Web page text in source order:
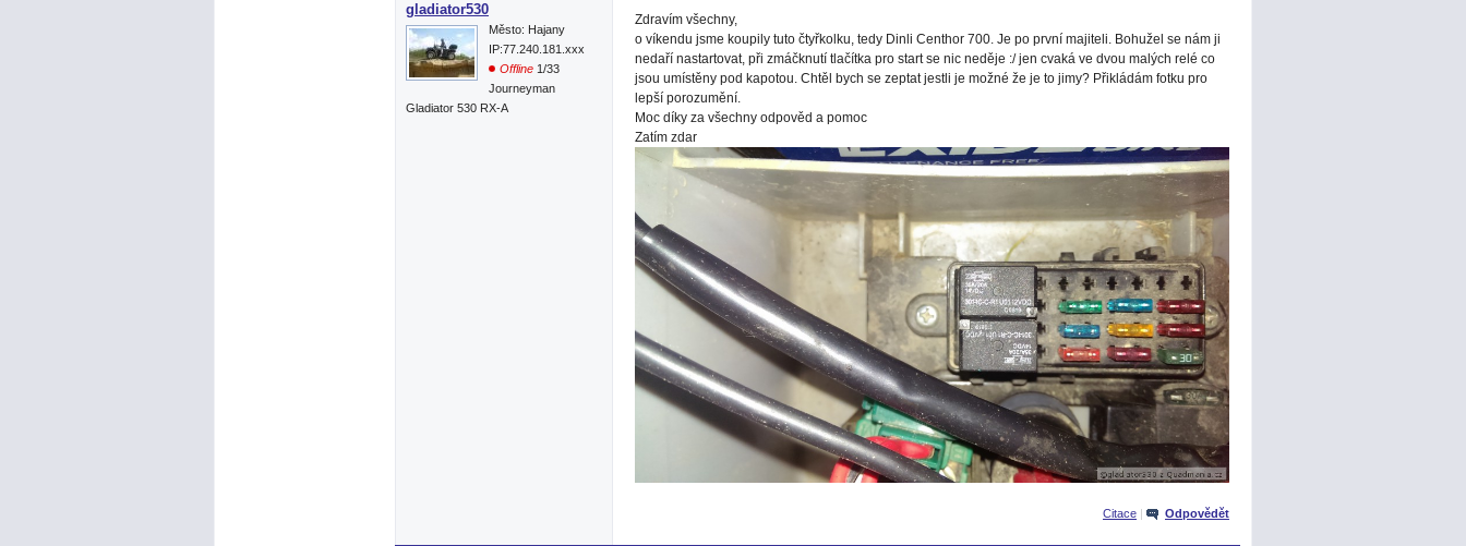
gladiator530
Město: Hajany
IP:77.240.181.xxx
Offline 1/33
Journeyman
Gladiator 530 RX-A
Zdravím všechny,
o víkendu jsme koupily tuto čtyřkolku, tedy Dinli Centhor 700. Je po první majiteli. Bohužel se nám ji
nedaří nastartovat, při zmáčknutí tlačítka pro start se nic neděje :/ jen cvaká ve dvou malých relé co
jsou umístěny pod kapotou. Chtěl bych se zeptat jestli je možné že je to jimy? Přikládám fotku pro
lepší porozumění.
Moc díky za všechny odpověd a pomoc
Zatím zdar
Citace | Odpovědět